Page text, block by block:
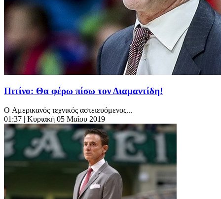
Πιτίνο: Θα φέρω πίσω τον Διαμαντίδη!
O Αμερικανός τεχνικός αστειευόμενος...
01:37 | Κυριακή 05 Μαΐου 2019